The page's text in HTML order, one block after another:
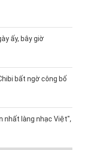
ấy, bây giờ
bất ngờ công bố
nhất làng nhạc Việt",